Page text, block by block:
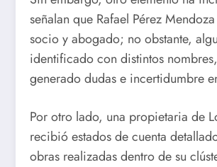
señalan que Rafael Pérez
socio y abogado; no obstante,
identificado con distintos
generado dudas e incertidumbre
Por otro lado, una propietaria de
recibió estados de cuenta
obras realizadas dentro de su